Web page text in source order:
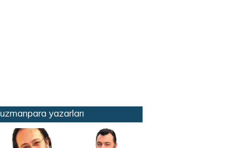
uzmanpara yazarları